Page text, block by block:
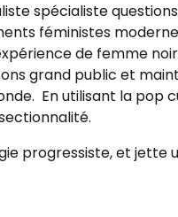
spécialiste
féministes
de femme
grand public et
En utilisant la pop
progressiste, et jette